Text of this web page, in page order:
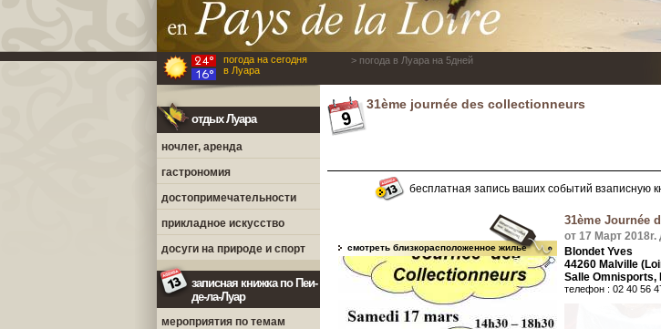
погода на сегодня
в Луара
> погода в Луара на 5дней
отдых Луара
ночлег, аренда
гастрономия
достопримечательности
прикладное искусство
досуги на природе и спорт
записная книжка по Пеи-
де-ла-Луар
мероприятия по темам
31ème journée des collectionneurs
бесплатная запись ваших событий взаписную
смотреть близкорасположенное жилье
31ème Journée
от 17 Март
Blondet Yves
44260 Malville
Salle Omnisports,
телефон : 02 40 56